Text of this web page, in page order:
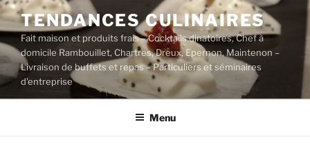
Aller
au
contenu
principal
TENDANCES CULINAIRES
Fait maison et produits frais – Cocktails dinatoires, Chef à
domicile Rambouillet, Chartres, Dreux, Epernon, Maintenon –
Livraison de buffets et repas – Particuliers et séminaires
d'entreprise
Menu